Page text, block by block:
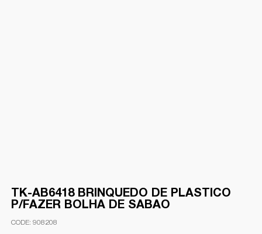
TK-AB6418 BRINQUEDO DE PLASTICO
P/FAZER BOLHA DE SABAO
908208